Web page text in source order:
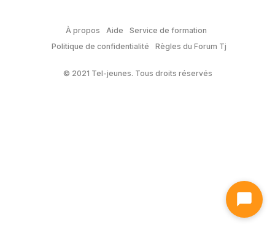
À propos Aide
Service de formation
Politique de confidentialité
Règles du Forum Tj
© 2021 Tel-jeunes. Tous droits réservés